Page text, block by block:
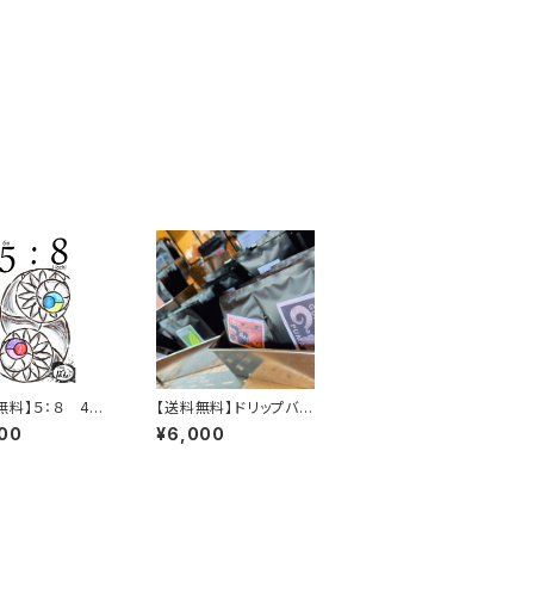
料】５：８ 400
【送料無料】ドリップバッ
グ色々30個セット
¥6,000